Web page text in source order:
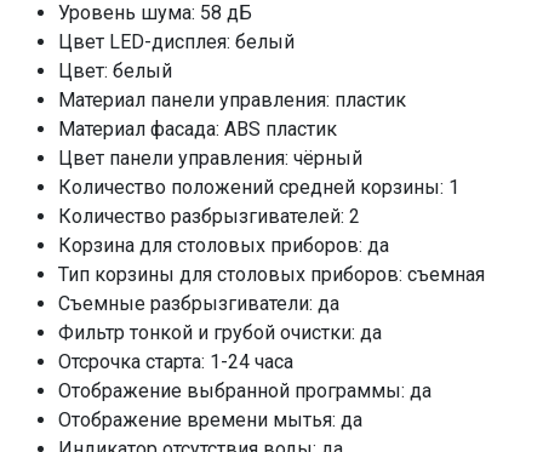
Луч на полу
Внутренняя LED-подсветка
Защита от протечек
частичная
Самодиагностика неисправностей
Защита от детей
да
Управление
Быстрая
да, 29 мин
Самоочистка
60 мин
да
Гигиена
Интенсивная
да
Уровень шума: 58 дБ
Цвет LED-дисплея: белый
Цвет: белый
Материал панели управления: пластик
Материал фасада: ABS пластик
Цвет панели управления: чёрный
Количество положений средней корзины: 1
Количество разбрызгивателей: 2
Корзина для столовых приборов: да
Тип корзины для столовых приборов: съемная
Съемные разбрызгиватели: да
Фильтр тонкой и грубой очистки: да
Отсрочка старта: 1-24 часа
Отображение выбранной программы: да
Отображение времени мытья: да